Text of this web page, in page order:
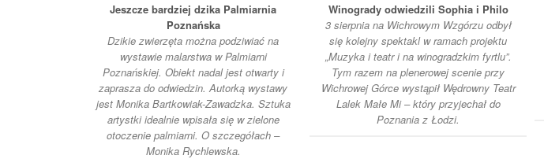
Jeszcze bardziej dzika Palmiarnia
Poznańska
Dzikie zwierzęta można podziwiać na
wystawie malarstwa w Palmiarni
Poznańskiej. Obiekt nadal jest otwarty i
zaprasza do odwiedzin. Autorką wystawy
jest Monika Bartkowiak-Zawadzka. Sztuka
artystki idealnie wpisała się w zielone
otoczenie palmiarni. O szczegółach –
Monika Rychlewska.
Winogrady odwiedzili Sophia i Philo
3 sierpnia na Wichrowym Wzgórzu odbył
się kolejny spektakl w ramach projektu
„Muzyka i teatr i na winogradzkim fyrtlu”.
Tym razem na plenerowej scenie przy
Wichrowej Górce wystąpił Wędrowny Teatr
Lalek Małe Mi – który przyjechał do
Poznania z Łodzi.